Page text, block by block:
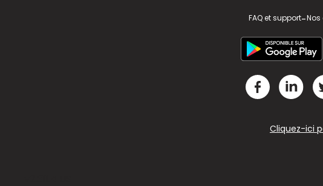
FAQ et support-Nos
Cliquez-ici